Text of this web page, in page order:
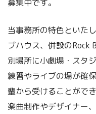
募集中です。
当事務所の特色といた
ブハウス、併設のRock
別場所に小劇場・スタ
練習やライブの場が確
輩から受けることができ
楽曲制作やデザイナー